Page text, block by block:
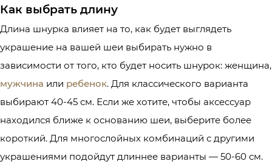
Как выбрать длину
Длина шнурка влияет на то, как будет выглядеть
украшение на вашей шеи выбирать нужно в
зависимости от того, кто будет носить шнурок: женщина,
мужчина или ребенок. Для классического варианта
выбирают 40-45 см. Если же хотите, чтобы аксессуар
находился ближе к основанию шеи, выберите более
короткий. Для многослойных комбинаций с другими
украшениями подойдут длиннее варианты — 50-60 см.